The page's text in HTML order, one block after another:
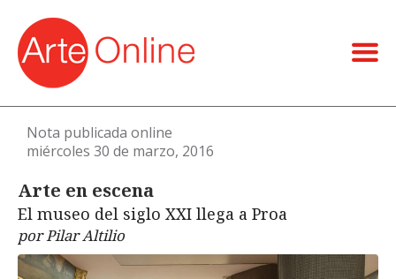
Nota publicada online
miércoles 30 de marzo, 2016
Arte en escena
El museo del siglo XXI llega a Proa
por Pilar Altilio